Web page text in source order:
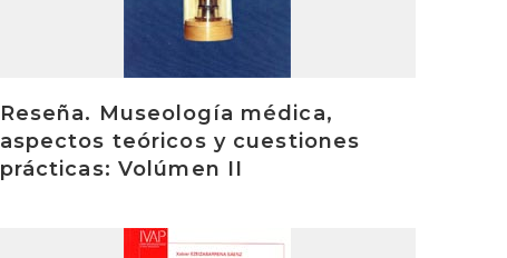
Reseña. Museología médica,
aspectos teóricos y cuestiones
prácticas: Volúmen II